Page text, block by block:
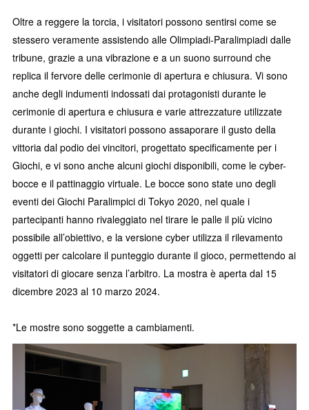
Oltre a reggere la torcia, i visitatori possono sentirsi come se
stessero veramente assistendo alle Olimpiadi-Paralimpiadi dalle
tribune, grazie a una vibrazione e a un suono surround che
replica il fervore delle cerimonie di apertura e chiusura. Vi sono
anche degli indumenti indossati dai protagonisti durante le
cerimonie di apertura e chiusura e varie attrezzature utilizzate
durante i giochi. I visitatori possono assaporare il gusto della
vittoria dal podio dei vincitori, progettato specificamente per i
Giochi, e vi sono anche alcuni giochi disponibili, come le cyber-
bocce e il pattinaggio virtuale. Le bocce sono state uno degli
eventi dei Giochi Paralimpici di Tokyo 2020, nel quale i
partecipanti hanno rivaleggiato nel tirare le palle il più vicino
possibile all’obiettivo, e la versione cyber utilizza il rilevamento
oggetti per calcolare il punteggio durante il gioco, permettendo ai
visitatori di giocare senza l’arbitro. La mostra è aperta dal 15
dicembre 2023 al 10 marzo 2024.
*Le mostre sono soggette a cambiamenti.